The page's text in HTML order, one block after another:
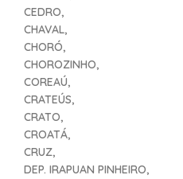
CEDRO,
CHAVAL,
CHORÓ,
CHOROZINHO,
COREAÚ,
CRATEÚS,
CRATO,
CROATÁ,
CRUZ,
DEP. IRAPUAN PINHEIRO,